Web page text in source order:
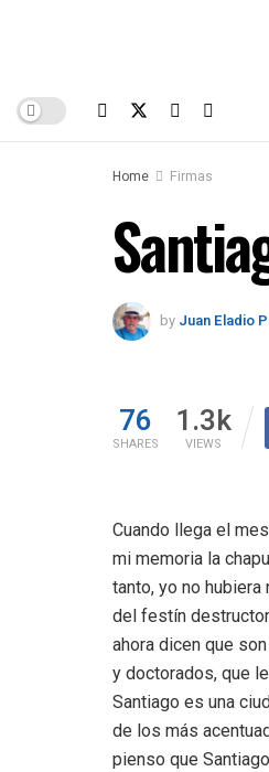
Home Firmas
by Juan Eladio
76
SHARES
1.3k
VIEWS
Cuando llega el
mi memoria la
tanto, yo no
del festín
ahora dicen que
y doctorados, que
Santiago es una
de los más
pienso que